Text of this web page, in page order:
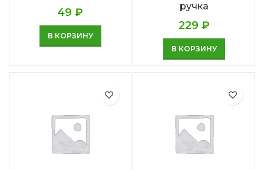
49 ₽
В КОРЗИНУ
ручка
229 ₽
В КОРЗИНУ